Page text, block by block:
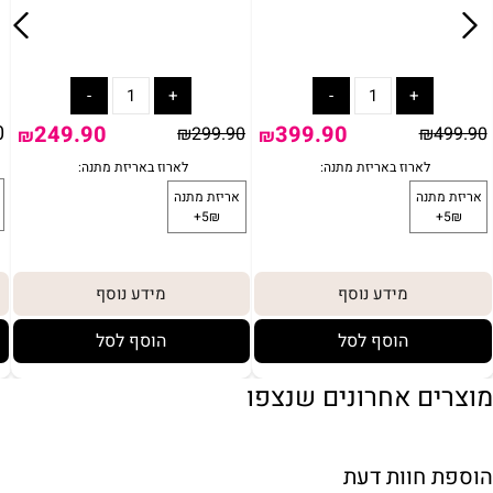
₪299.90
₪249.90
מידע נוסף
הוסף לסל
₪499.90
₪399.90
מידע נוסף
הוסף לסל
מוצרים אחרונים שנצפו
הוספת חוות דעת